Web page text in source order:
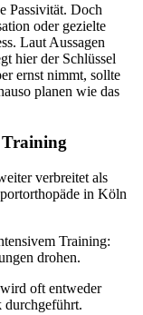
Passivität. Doch
oder gezielte
Laut Aussagen
hier der Schlüssel
ernst nimmt, sollte
planen wie das
Training
verbreitet als
in Köln
Training:
drohen.
oft entweder
durchgeführt.